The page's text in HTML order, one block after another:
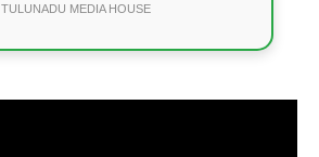
TULUNADU MEDIA HOUSE